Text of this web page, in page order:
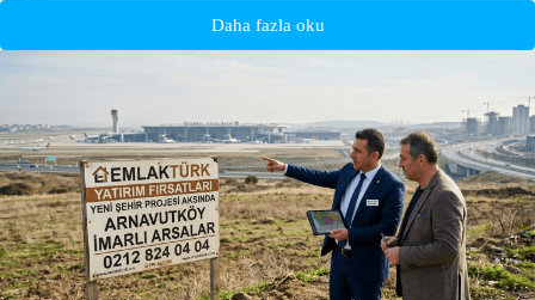
Daha fazla oku